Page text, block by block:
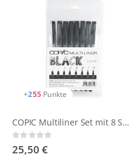
+255 Punkte
COPIC Multiliner Set mit 8 Strichstärken
Rating:
0%
25,50 €